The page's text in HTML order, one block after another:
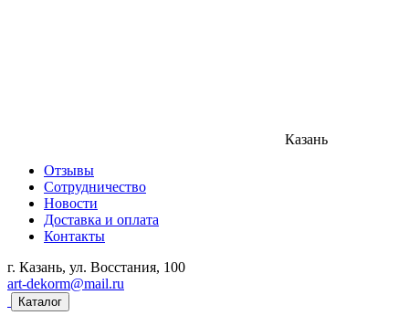
Казань
Отзывы
Сотрудничество
Новости
Доставка и оплата
Контакты
г. Казань, ул. Восстания, 100
art-dekorm@mail.ru
Каталог